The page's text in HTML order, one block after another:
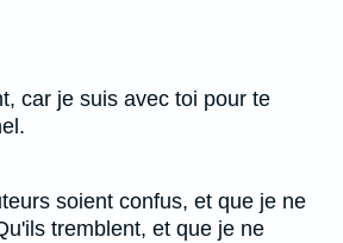
car je suis avec toi pour te
soient confus, et que je ne
tremblent, et que je ne